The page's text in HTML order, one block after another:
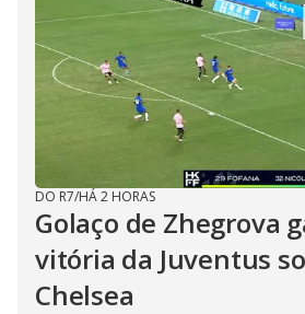
DO R7/HÁ 2 HORAS
Golaço de Zhegrova
vitória da Juventus
Chelsea